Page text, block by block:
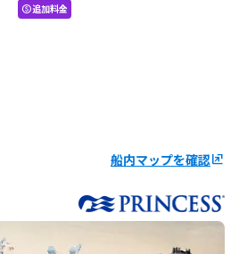
paid追加料金
船内マップを確認ungroup